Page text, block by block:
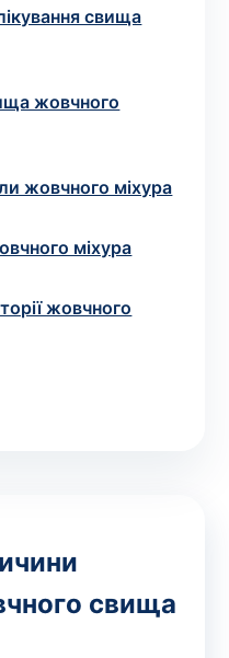
свища
жовчного
жовчного міхура
міхура
жовчного
свища
вам необхідні,
всіх заходів для
непорозумінь,